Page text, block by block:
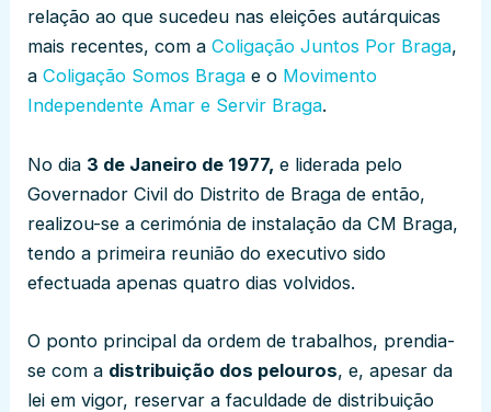
relação ao que sucedeu nas eleições autárquicas
mais recentes, com aColigação Juntos Por Braga,
aColigação Somos Braga e o Movimento
Independente Amar e Servir Braga.
No dia 3 de Janeiro de 1977, e liderada pelo
Governador Civil do Distrito de Braga de então,
realizou-se a cerimónia de instalação da CM Braga,
tendo a primeira reunião do executivo sido
efectuada apenas quatro dias volvidos.
O ponto principal da ordem de trabalhos, prendia-
se com a distribuição dos pelouros, e, apesar da
lei em vigor, reservar a faculdade de distribuição